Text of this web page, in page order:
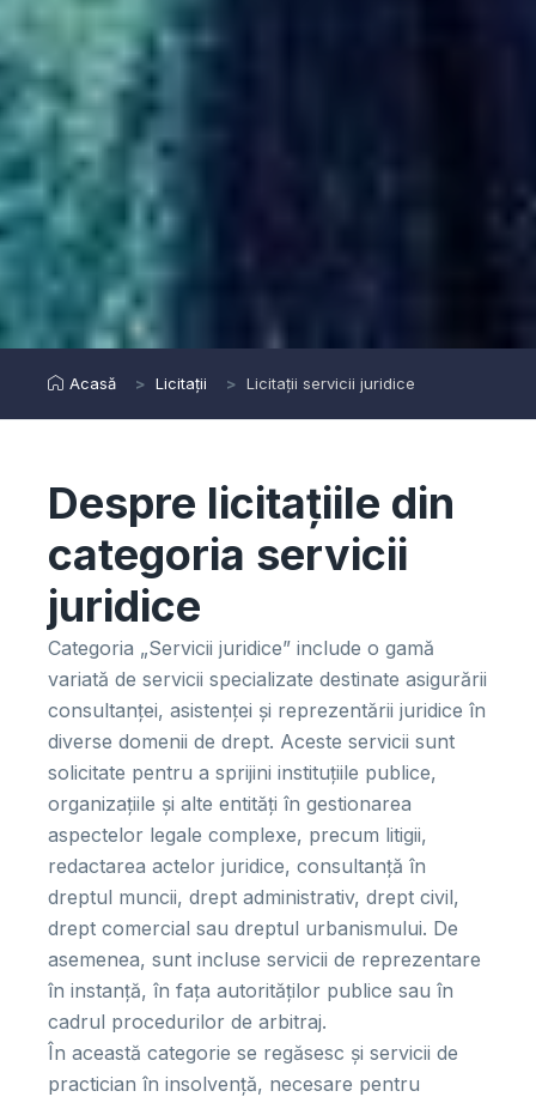
Acasă Licitații Licitații servicii juridice
Despre licitațiile din
categoria servicii
juridice
Categoria „Servicii juridice” include o gamă
variată de servicii specializate destinate asigurării
consultanței, asistenței și reprezentării juridice în
diverse domenii de drept. Aceste servicii sunt
solicitate pentru a sprijini instituțiile publice,
organizațiile și alte entități în gestionarea
aspectelor legale complexe, precum litigii,
redactarea actelor juridice, consultanță în
dreptul muncii, drept administrativ, drept civil,
drept comercial sau dreptul urbanismului. De
asemenea, sunt incluse servicii de reprezentare
în instanță, în fața autorităților publice sau în
cadrul procedurilor de arbitraj.
În această categorie se regăsesc și servicii de
practician în insolvență, necesare pentru